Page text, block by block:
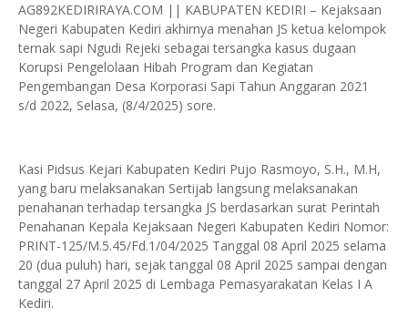
AG892KEDIRIRAYA.COM || KABUPATEN KEDIRI – Kejaksaan
Negeri Kabupaten Kediri akhirnya menahan JS ketua kelompok
ternak sapi Ngudi Rejeki sebagai tersangka kasus dugaan
Korupsi Pengelolaan Hibah Program dan Kegiatan
Pengembangan Desa Korporasi Sapi Tahun Anggaran 2021
s/d 2022, Selasa, (8/4/2025) sore.
Kasi Pidsus Kejari Kabupaten Kediri Pujo Rasmoyo, S.H., M.H,
yang baru melaksanakan Sertijab langsung melaksanakan
penahanan terhadap tersangka JS berdasarkan surat Perintah
Penahanan Kepala Kejaksaan Negeri Kabupaten Kediri Nomor:
PRINT-125/M.5.45/Fd.1/04/2025 Tanggal 08 April 2025 selama
20 (dua puluh) hari, sejak tanggal 08 April 2025 sampai dengan
tanggal 27 April 2025 di Lembaga Pemasyarakatan Kelas I A
Kediri.